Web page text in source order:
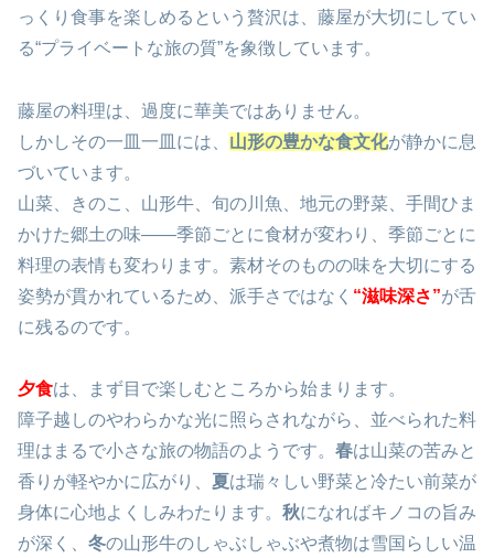
っくり食事を楽しめるという贅沢は、藤屋が大切にしてい
る“プライベートな旅の質”を象徴しています。
藤屋の料理は、過度に華美ではありません。
しかしその一皿一皿には、 山形の豊かな食文化が静かに息
づいています。
山菜、きのこ、山形牛、旬の川魚、地元の野菜、手間ひま
かけた郷土の味――季節ごとに食材が変わり、季節ごとに
料理の表情も変わります。素材そのものの味を大切にする
姿勢が貫かれているため、派手さではなく “滋味深さ”が舌
に残るのです。
夕食は、まず目で楽しむところから始まります。
障子越しのやわらかな光に照らされながら、並べられた料
理はまるで小さな旅の物語のようです。 春は山菜の苦みと
香りが軽やかに広がり、 夏は瑞々しい野菜と冷たい前菜が
身体に心地よくしみわたります。 秋になればキノコの旨み
が深く、 冬の山形牛のしゃぶしゃぶや煮物は雪国らしい温